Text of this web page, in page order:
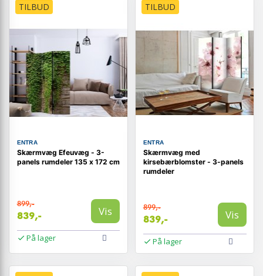
TILBUD
ENTRA
Skærmvæg Efeuvæg - 3-
panels rumdeler 135 x 172 cm
899,-
839,- Vis
På lager
TILBUD
ENTRA
Skærmvæg med
kirsebærblomster - 3-panels
rumdeler
899,-
839,- Vis
På lager